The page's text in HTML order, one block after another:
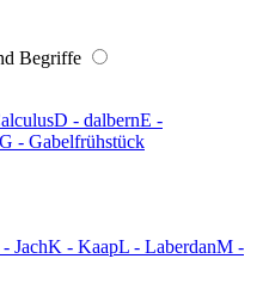
Begriffe
D - dalbernE -
G - Gabelfrühstück
- JachK - KaapL - LaberdanM -